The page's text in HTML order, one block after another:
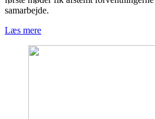
samarbejde.
Læs mere